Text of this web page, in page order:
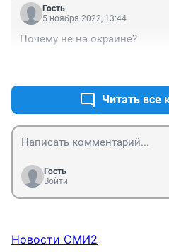
Гость
5 ноября 2022, 13:44
Почему не на окраине?
Читать все
Гость
Войти
Новости СМИ2